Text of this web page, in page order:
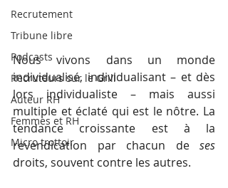
Recrutement
Tribune libre
Podcasts
Recruteurs sur le Grill
Auteur RH
Femmes et RH
Micro trottoir
Nous vivons dans un monde
individualisé, individualisant – et dès
lors individualiste – mais aussi
multiple et éclaté qui est le nôtre. La
tendance croissante est à la
revendication par chacun de
droits, souvent contre les autres.